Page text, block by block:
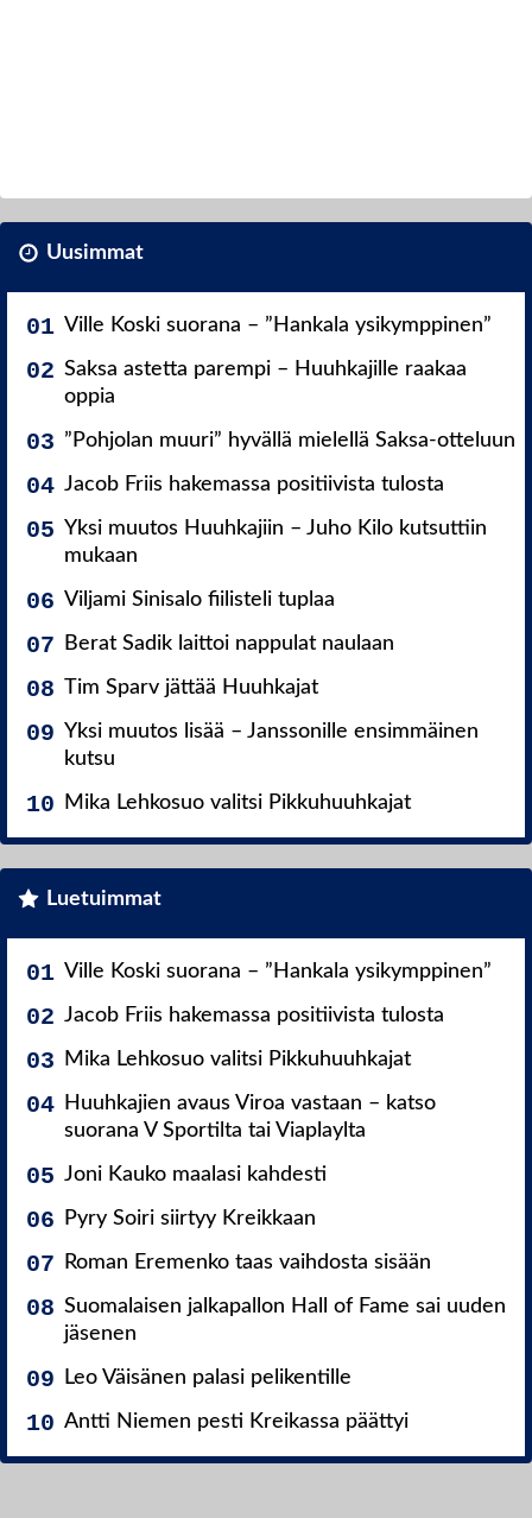
Uusimmat
Ville Koski suorana – ”Hankala ysikymppinen”
Saksa astetta parempi – Huuhkajille raakaa
oppia
”Pohjolan muuri” hyvällä mielellä Saksa-otteluun
Jacob Friis hakemassa positiivista tulosta
Yksi muutos Huuhkajiin – Juho Kilo kutsuttiin
mukaan
Viljami Sinisalo fiilisteli tuplaa
Berat Sadik laittoi nappulat naulaan
Tim Sparv jättää Huuhkajat
Yksi muutos lisää – Janssonille ensimmäinen
kutsu
Mika Lehkosuo valitsi Pikkuhuuhkajat
Luetuimmat
Ville Koski suorana – ”Hankala ysikymppinen”
Jacob Friis hakemassa positiivista tulosta
Mika Lehkosuo valitsi Pikkuhuuhkajat
Huuhkajien avaus Viroa vastaan – katso
suorana V Sportilta tai Viaplaylta
Joni Kauko maalasi kahdesti
Pyry Soiri siirtyy Kreikkaan
Roman Eremenko taas vaihdosta sisään
Suomalaisen jalkapallon Hall of Fame sai uuden
jäsenen
Leo Väisänen palasi pelikentille
Antti Niemen pesti Kreikassa päättyi